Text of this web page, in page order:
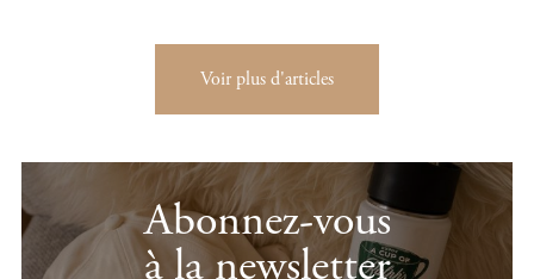
Voir plus d'articles
Abonnez-vous
à la newsletter